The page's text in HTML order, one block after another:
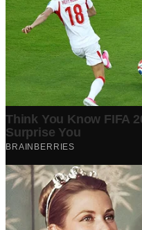
Berita Terpopuler